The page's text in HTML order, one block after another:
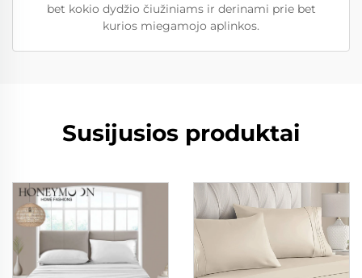
bet kokio dydžio čiužiniams ir derinami prie bet
kurios miegamojo aplinkos.
Susijusios produktai